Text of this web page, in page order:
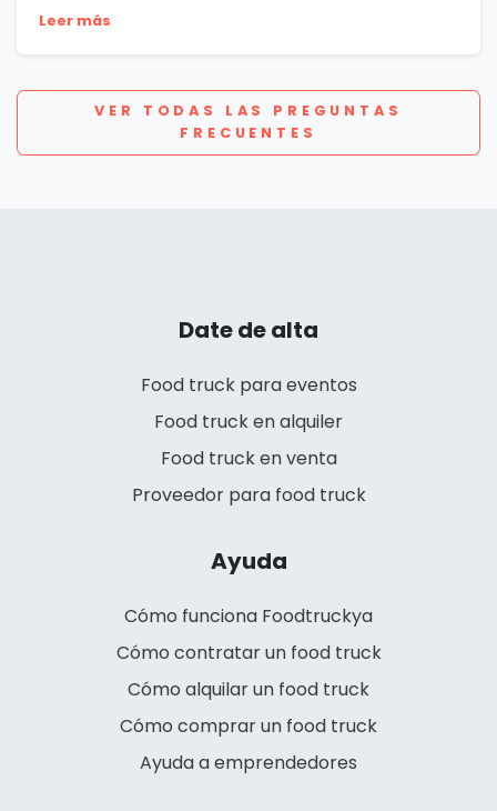
Leer más
VER TODAS LAS PREGUNTAS
FRECUENTES
Date de alta
Food truck para eventos
Food truck en alquiler
Food truck en venta
Proveedor para food truck
Ayuda
Cómo funciona Foodtruckya
Cómo contratar un food truck
Cómo alquilar un food truck
Cómo comprar un food truck
Ayuda a emprendedores